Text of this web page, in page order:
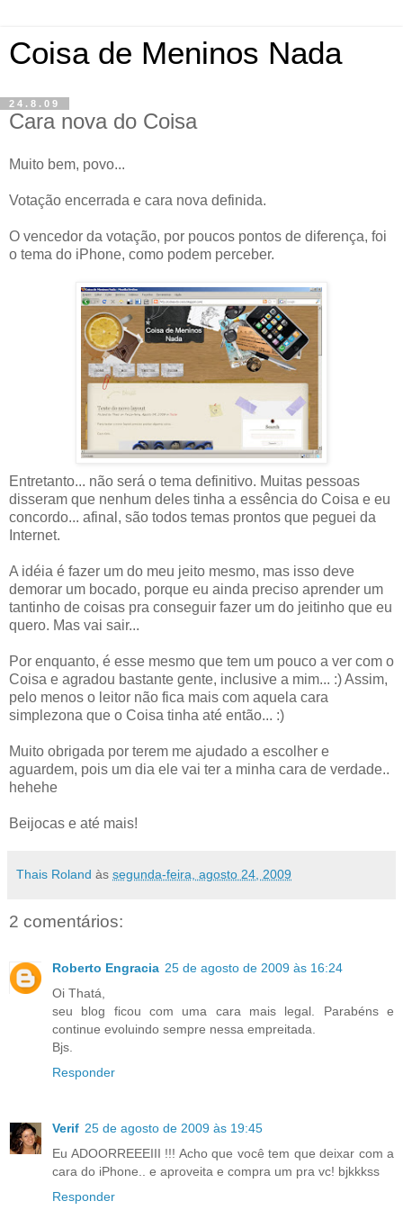
Coisa de Meninos Nada
24.8.09
Cara nova do Coisa
Muito bem, povo...
Votação encerrada e cara nova definida.
O vencedor da votação, por poucos pontos de diferença, foi
o tema do iPhone, como podem perceber.
Entretanto... não será o tema definitivo. Muitas pessoas
disseram que nenhum deles tinha a essência do Coisa e eu
concordo... afinal, são todos temas prontos que peguei da
Internet.
A idéia é fazer um do meu jeito mesmo, mas isso deve
demorar um bocado, porque eu ainda preciso aprender um
tantinho de coisas pra conseguir fazer um do jeitinho que eu
quero. Mas vai sair...
Por enquanto, é esse mesmo que tem um pouco a ver com o
Coisa e agradou bastante gente, inclusive a mim... :) Assim,
pelo menos o leitor não fica mais com aquela cara
simplezona que o Coisa tinha até então... :)
Muito obrigada por terem me ajudado a escolher e
aguardem, pois um dia ele vai ter a minha cara de verdade..
hehehe
Beijocas e até mais!
Thais Roland às segunda-feira, agosto 24, 2009
2 comentários:
Roberto Engracia 25 de agosto de 2009 às 16:24
Oi Thatá,
seu blog ficou com uma cara mais legal. Parabéns e
continue evoluindo sempre nessa empreitada.
Bjs.
Responder
Verif 25 de agosto de 2009 às 19:45
Eu ADOORREEEIII !!! Acho que você tem que deixar com a
cara do iPhone.. e aproveita e compra um pra vc! bjkkkss
Responder